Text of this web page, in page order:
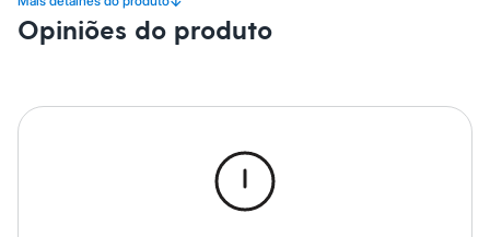
Biquínis
Maiôs
Blusas e Camisetas
facilmente entre diferentes estilos, mantendo sempre a sofisticação.
A gente se encontra na C&A! ❤
Cintura: Média.
66% poliéster, 31% viscose, 3% elastano
Opiniões do produto